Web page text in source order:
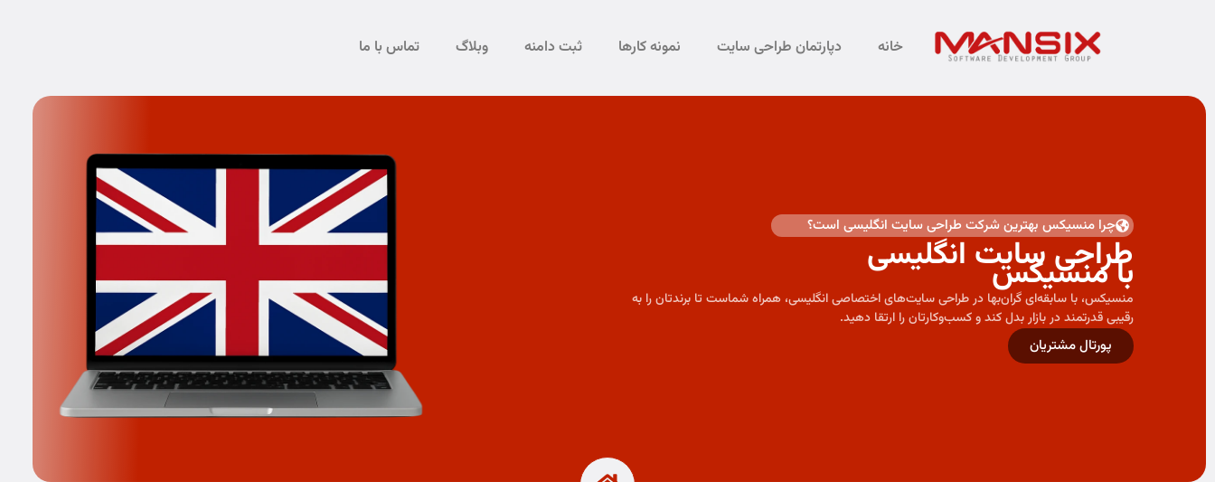
خانه دپارتمان طراحی سایت نمونه کارها ثبت دامنه وبلاگ تماس با ما
چرا منسیکس بهترین شرکت طراحی سایت انگلیسی است؟
طراحی سایت انگلیسی
با منسیکس
منسیکس، با سابقه‌ای گران‌بها در طراحی سایت‌های اختصاصی انگلیسی، همراه شماست تا برندتان را به
رقیبی قدرتمند در بازار بدل کند و کسب‌وکارتان را ارتقا دهید.
پورتال مشتریان